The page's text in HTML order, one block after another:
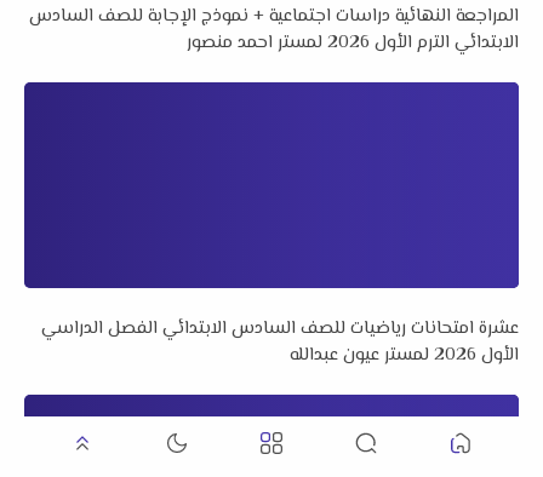
المراجعة النهائية دراسات اجتماعية + نموذج الإجابة للصف السادس
الابتدائي الترم الأول 2026 لمستر احمد منصور
عشرة امتحانات رياضيات للصف السادس الابتدائي الفصل الدراسي
الأول 2026 لمستر عيون عبدالله